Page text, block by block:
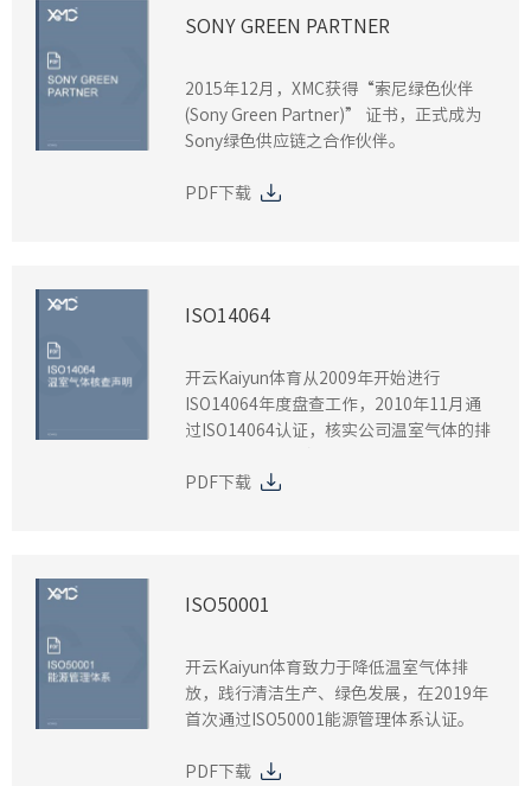
SONY GREEN PARTNER
2015年12月，XMC获得“索尼绿色伙伴
(Sony Green Partner)” 证书，正式成为
Sony绿色供应链之合作伙伴。
PDF下载
ISO14064
开云Kaiyun体育从2009年开始进行
ISO14064年度盘查工作，2010年11月通
过ISO14064认证，核实公司温室气体的排
PDF下载
ISO50001
开云Kaiyun体育致力于降低温室气体排
放，践行清洁生产、绿色发展，在2019年
首次通过ISO50001能源管理体系认证。
PDF下载